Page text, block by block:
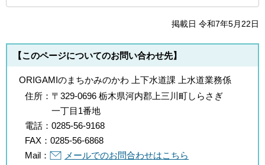
掲載日 令和7年5月22日
【このページについてのお問い合わせ先】
ORIGAMIのまちかみのかわ 上下水道課 上水道業務係
住所： 〒329-0696 栃木県河内郡上三川町しらさぎ
一丁目1番地
電話： 0285-56-9168
FAX： 0285-56-6868
Mail：
メールでのお問合わせはこちら